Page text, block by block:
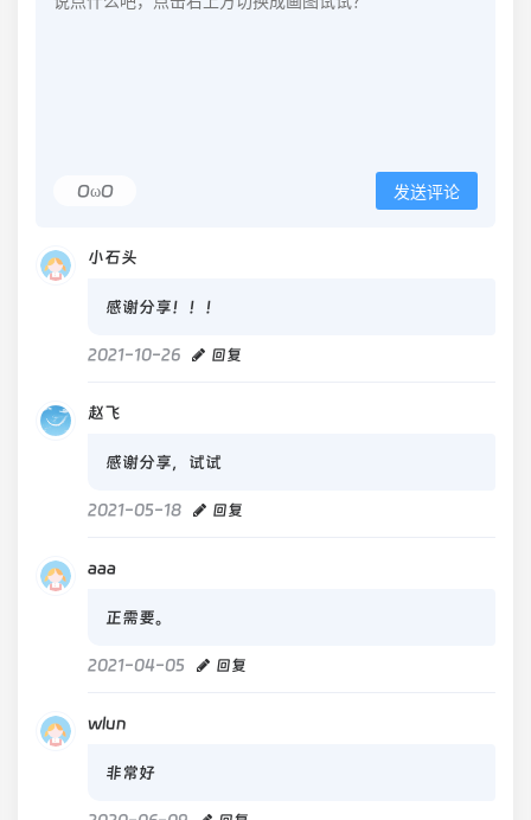
OωO 发送评论
小石头
感谢分享！！！
2021-10-26 回复
赵飞
感谢分享，试试
2021-05-18 回复
aaa
正需要。
2021-04-05 回复
wlun
非常好